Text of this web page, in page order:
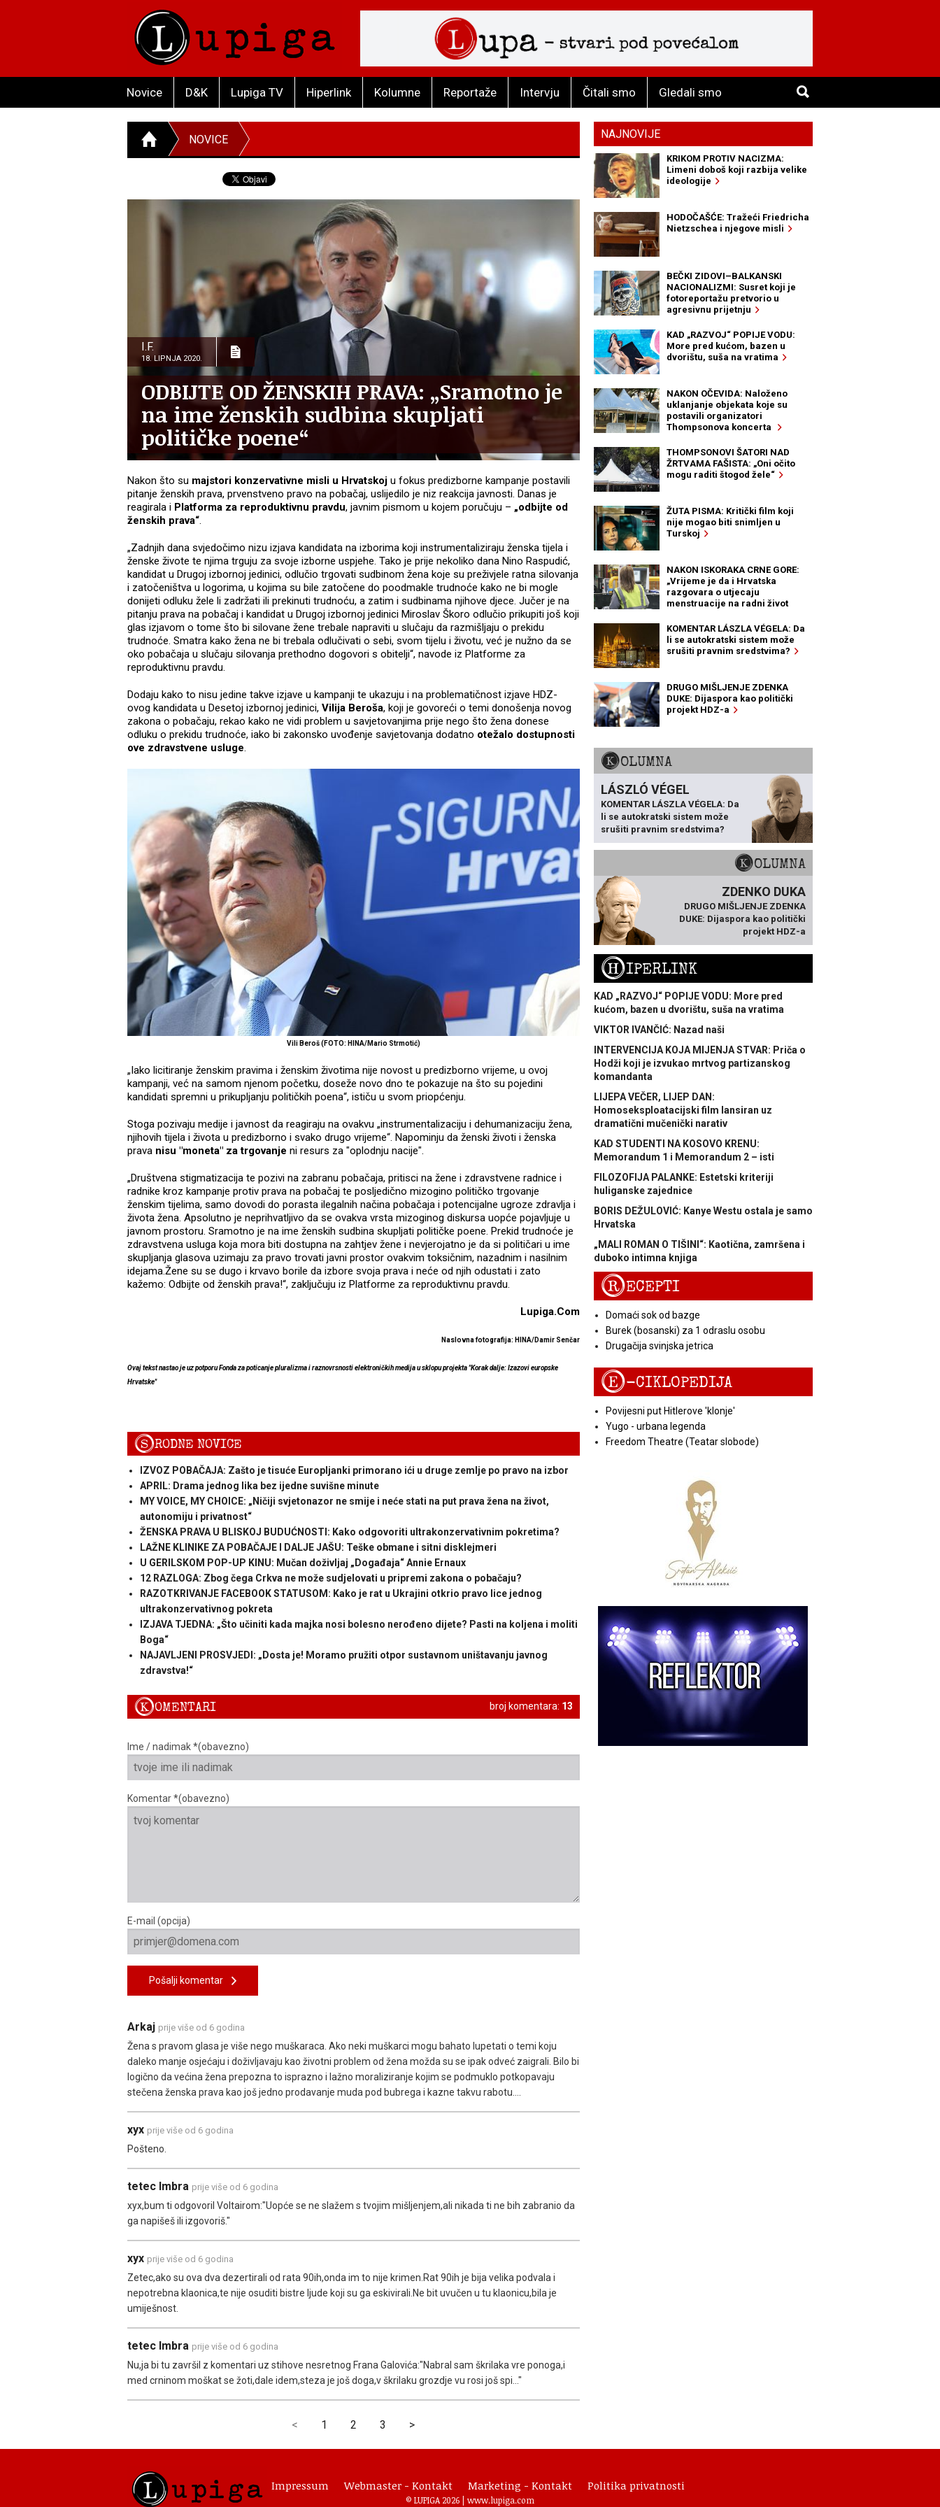
Novice D&K Lupiga TV Hiperlink Kolumne Reportaže Intervju Čitali smo Gledali smo
NOVICE
I.F.
18. LIPNJA 2020.
ODBIJTE OD ŽENSKIH PRAVA: „Sramotno je
na ime ženskih sudbina skupljati
političke poene“
Nakon što su majstori konzervativne misli u Hrvatskoj u fokus predizborne kampanje postavili
pitanje ženskih prava, prvenstveno pravo na pobačaj, uslijedilo je niz reakcija javnosti. Danas je
reagirala i Platforma za reproduktivnu pravdu, javnim pismom u kojem poručuju – „odbijte od
ženskih prava“.
„Zadnjih dana svjedočimo nizu izjava kandidata na izborima koji instrumentaliziraju ženska tijela i
ženske živote te njima trguju za svoje izborne uspjehe. Tako je prije nekoliko dana Nino Raspudić,
kandidat u Drugoj izbornoj jedinici, odlučio trgovati sudbinom žena koje su preživjele ratna silovanja
i zatočeništva u logorima, u kojima su bile zatočene do poodmakle trudnoće kako ne bi mogle
donijeti odluku žele li zadržati ili prekinuti trudnoću, a zatim i sudbinama njihove djece. Jučer je na
pitanju prava na pobačaj i kandidat u Drugoj izbornoj jedinici Miroslav Škoro odlučio prikupiti još koji
glas izjavom o tome što bi silovane žene trebale napraviti u slučaju da razmišljaju o prekidu
trudnoće. Smatra kako žena ne bi trebala odlučivati o sebi, svom tijelu i životu, već je nužno da se
oko pobačaja u slučaju silovanja prethodno dogovori s obitelji“, navode iz Platforme za
reproduktivnu pravdu.
Dodaju kako to nisu jedine takve izjave u kampanji te ukazuju i na problematičnost izjave HDZ-
ovog kandidata u Desetoj izbornoj jedinici, Vilija Beroša, koji je govoreći o temi donošenja novog
zakona o pobačaju, rekao kako ne vidi problem u savjetovanjima prije nego što žena donese
odluku o prekidu trudnoće, iako bi zakonsko uvođenje savjetovanja dodatno otežalo dostupnosti
ove zdravstvene usluge.
Vili Beroš (FOTO: HINA/Mario Strmotić)
„Iako licitiranje ženskim pravima i ženskim životima nije novost u predizborno vrijeme, u ovoj
kampanji, već na samom njenom početku, doseže novo dno te pokazuje na što su pojedini
kandidati spremni u prikupljanju političkih poena“, ističu u svom priopćenju.
Stoga pozivaju medije i javnost da reagiraju na ovakvu „instrumentalizaciju i dehumanizaciju žena,
njihovih tijela i života u predizborno i svako drugo vrijeme“. Napominju da ženski životi i ženska
prava nisu "moneta" za trgovanje ni resurs za "oplodnju nacije".
„Društvena stigmatizacija te pozivi na zabranu pobačaja, pritisci na žene i zdravstvene radnice i
radnike kroz kampanje protiv prava na pobačaj te posljedično mizogino političko trgovanje
ženskim tijelima, samo dovodi do porasta ilegalnih načina pobačaja i potencijalne ugroze zdravlja i
života žena. Apsolutno je neprihvatljivo da se ovakva vrsta mizoginog diskursa uopće pojavljuje u
javnom prostoru. Sramotno je na ime ženskih sudbina skupljati političke poene. Prekid trudnoće je
zdravstvena usluga koja mora biti dostupna na zahtjev žene i nevjerojatno je da si političari u ime
skupljanja glasova uzimaju za pravo trovati javni prostor ovakvim toksičnim, nazadnim i nasilnim
idejama.Žene su se dugo i krvavo borile da izbore svoja prava i neće od njih odustati i zato
kažemo: Odbijte od ženskih prava!“, zaključuju iz Platforme za reproduktivnu pravdu.
Lupiga.Com
Naslovna fotografija: HINA/Damir Senčar
Ovaj tekst nastao je uz potporu Fonda za poticanje pluralizma i raznovrsnosti elektroničkih medija u sklopu projekta "Korak dalje: Izazovi europske
Hrvatske"
SRODNE NOVICE
IZVOZ POBAČAJA: Zašto je tisuće Europljanki primorano ići u druge zemlje po pravo na izbor
APRIL: Drama jednog lika bez ijedne suvišne minute
MY VOICE, MY CHOICE: „Ničiji svjetonazor ne smije i neće stati na put prava žena na život,
autonomiju i privatnost“
ŽENSKA PRAVA U BLISKOJ BUDUĆNOSTI: Kako odgovoriti ultrakonzervativnim pokretima?
LAŽNE KLINIKE ZA POBAČAJE I DALJE JAŠU: Teške obmane i sitni disklejmeri
U GERILSKOM POP-UP KINU: Mučan doživljaj „Događaja“ Annie Ernaux
12 RAZLOGA: Zbog čega Crkva ne može sudjelovati u pripremi zakona o pobačaju?
RAZOTKRIVANJE FACEBOOK STATUSOM: Kako je rat u Ukrajini otkrio pravo lice jednog
ultrakonzervativnog pokreta
IZJAVA TJEDNA: „Što učiniti kada majka nosi bolesno nerođeno dijete? Pasti na koljena i moliti
Boga“
NAJAVLJENI PROSVJEDI: „Dosta je! Moramo pružiti otpor sustavnom uništavanju javnog
zdravstva!“
broj komentara: 13
KOMENTARI
Ime / nadimak *(obavezno)
Komentar *(obavezno)
E-mail (opcija)
Pošalji komentar
Arkaj prije više od 6 godina
Žena s pravom glasa je više nego muškaraca. Ako neki muškarci mogu bahato lupetati o temi koju
daleko manje osjećaju i doživljavaju kao životni problem od žena možda su se ipak odveć zaigrali. Bilo bi
logično da većina žena prepozna to isprazno i lažno moraliziranje kojim se podmuklo potkopavaju
stečena ženska prava kao još jedno prodavanje muda pod bubrega i kazne takvu rabotu....
xyx prije više od 6 godina
Pošteno.
tetec Imbra prije više od 6 godina
xyx,bum ti odgovoril Voltairom:"Uopće se ne slažem s tvojim mišljenjem,ali nikada ti ne bih zabranio da
ga napišeš ili izgovoriš."
xyx prije više od 6 godina
Zetec,ako su ova dva dezertirali od rata 90ih,onda im to nije krimen.Rat 90ih je bija velika podvala i
nepotrebna klaonica,te nije osuditi bistre ljude koji su ga eskivirali.Ne bit uvučen u tu klaonicu,bila je
umiješnost.
tetec Imbra prije više od 6 godina
Nu,ja bi tu završil z komentari uz stihove nesretnog Frana Galovića:"Nabral sam škrilaka vre ponoga,i
med crninom moškat se žoti,dale idem,steza je još doga,v škrilaku grozdje vu rosi još spi..."
< 1 2 3 >
NAJNOVIJE
KRIKOM PROTIV NACIZMA:
Limeni doboš koji razbija velike
ideologije
HODOČAŠĆE: Tražeći Friedricha
Nietzschea i njegove misli
BEČKI ZIDOVI–BALKANSKI
NACIONALIZMI: Susret koji je
fotoreportažu pretvorio u
agresivnu prijetnju
KAD „RAZVOJ“ POPIJE VODU:
More pred kućom, bazen u
dvorištu, suša na vratima
NAKON OČEVIDA: Naloženo
uklanjanje objekata koje su
postavili organizatori
Thompsonova koncerta
THOMPSONOVI ŠATORI NAD
ŽRTVAMA FAŠISTA: „Oni očito
mogu raditi štogod žele“
ŽUTA PISMA: Kritički film koji
nije mogao biti snimljen u
Turskoj
NAKON ISKORAKA CRNE GORE:
„Vrijeme je da i Hrvatska
razgovara o utjecaju
menstruacije na radni život
KOMENTAR LÁSZLA VÉGELA: Da
li se autokratski sistem može
srušiti pravnim sredstvima?
DRUGO MIŠLJENJE ZDENKA
DUKE: Dijaspora kao politički
projekt HDZ-a
KOLUMNA
LÁSZLÓ VÉGEL
KOMENTAR LÁSZLA VÉGELA: Da
li se autokratski sistem može
srušiti pravnim sredstvima?
KOLUMNA
ZDENKO DUKA
DRUGO MIŠLJENJE ZDENKA
DUKE: Dijaspora kao politički
projekt HDZ-a
HIPERLINK
KAD „RAZVOJ“ POPIJE VODU: More pred
kućom, bazen u dvorištu, suša na vratima
VIKTOR IVANČIĆ: Nazad naši
INTERVENCIJA KOJA MIJENJA STVAR: Priča o
Hodži koji je izvukao mrtvog partizanskog
komandanta
LIJEPA VEČER, LIJEP DAN:
Homoseksploatacijski film lansiran uz
dramatični mučenički narativ
KAD STUDENTI NA KOSOVO KRENU:
Memorandum 1 i Memorandum 2 – isti
FILOZOFIJA PALANKE: Estetski kriteriji
huliganske zajednice
BORIS DEŽULOVIĆ: Kanye Westu ostala je samo
Hrvatska
„MALI ROMAN O TIŠINI“: Kaotična, zamršena i
duboko intimna knjiga
RECEPTI
Domaći sok od bazge
Burek (bosanski) za 1 odraslu osobu
Drugačija svinjska jetrica
E-CIKLOPEDIJA
Povijesni put Hitlerove 'klonje'
Yugo - urbana legenda
Freedom Theatre (Teatar slobode)
Impressum Webmaster - Kontakt Marketing - Kontakt Politika privatnosti
© LUPIGA 2026 | www.lupiga.com